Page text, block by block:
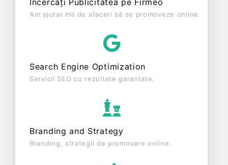
societatea a înregistrat un profit de 0 RON și o
cifră de afaceri de 0 RON, gestionând operațiunile
fiscal. NEU & MANN PROPERTIES S.R.L. este o
entitate activa din punct de vedere fiscal si are
status: FUNCTIUNE. Societatea este plătitoare de
TVA din anul 2019.
Încercați Publicitatea pe Firmeo
Am ajutat mii de afaceri să se promoveze online
Search Engine Optimization
Servicii SEO cu rezultate garantate.
Branding and Strategy
Branding, strategii de promovare online.